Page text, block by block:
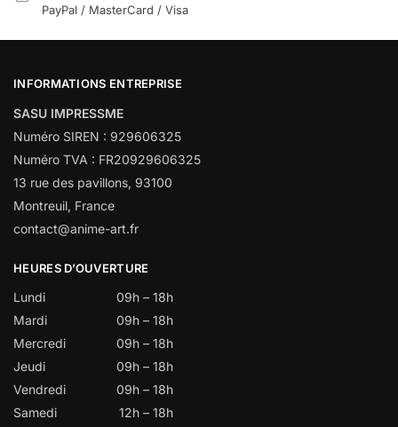
PayPal / MasterCard / Visa
INFORMATIONS ENTREPRISE
SASU IMPRESSME
Numéro SIREN : 929606325
Numéro TVA : FR20929606325
13 rue des pavillons, 93100
Montreuil, France
contact@anime-art.fr
HEURES D’OUVERTURE
Lundi
09h – 18h
Mardi
09h – 18h
Mercredi
09h – 18h
Jeudi
09h – 18h
Vendredi
09h – 18h
Samedi
12h – 18h